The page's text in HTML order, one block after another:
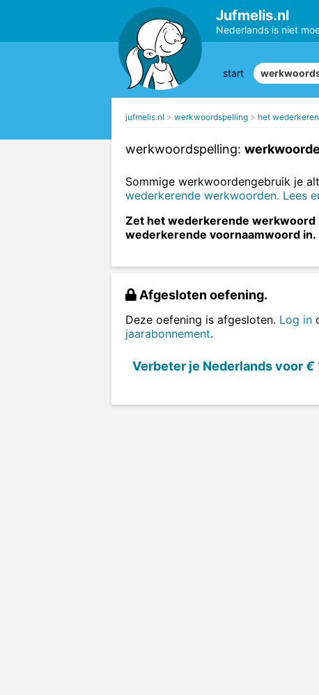
Jufmelis.nl
Nederlands is niet
start
jufmelis.nl werkwoordspelling het
werkwoordspelling:
Sommige werkwoordengebruik je
wederkerende werkwoorden. Lees
Zet het wederkerende werkwoord
wederkerende voornaamwoord in.
Afgesloten oefening.
Deze oefening is afgesloten. Log in
jaarabonnement.
Verbeter je Nederlands voor€